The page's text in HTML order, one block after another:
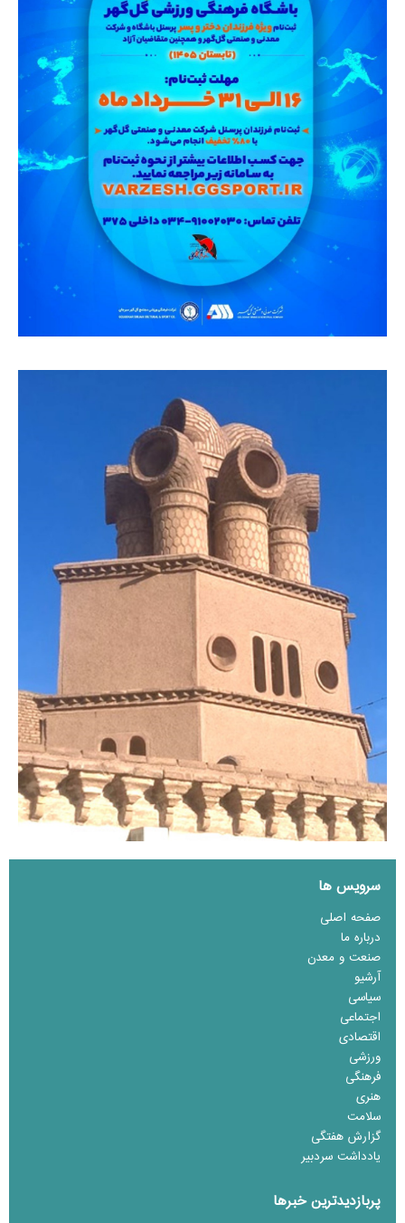
سرویس ها
صفحه اصلی
درباره ما
صنعت و معدن
آرشیو
سیاسی
اجتماعی
اقتصادی
ورزشی
فرهنگی
هنری
سلامت
گزارش هفتگی
یادداشت سردبیر
پربازدیدترین خبرها